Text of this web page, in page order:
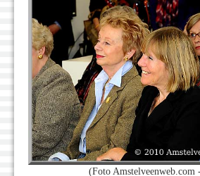
(Foto Amstelveenweb.com